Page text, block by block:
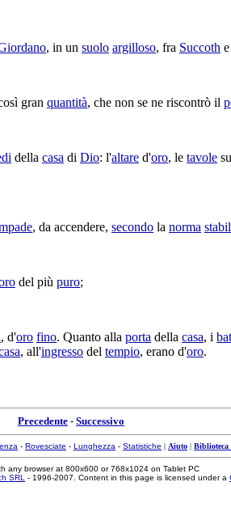
, in un suolo argilloso, fra Succoth e
gran quantità, che non se ne riscontrò il
della casa di Dio: l'altare d'oro, le tavole
, da accendere, secondo la norma
del più puro;
, d'oro fino. Quanto alla porta della casa, i
, all'ingresso del tempio, erano d'oro.
Precedente - Successivo
- Rovesciate - Lunghezza - Statistiche | Aiuto | Biblioteca
any browser at 800x600 or 768x1024 on Tablet PC
SRL - 1996-2007. Content in this page is licensed under a